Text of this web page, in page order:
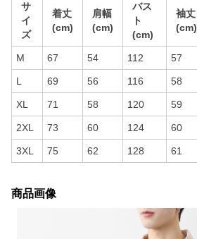
サ
イ
ズ
着丈
(cm)
肩幅
(cm)
バス
ト
(cm)
袖丈
(cm)
M 67 54 112 57
L 69 56 116 58
XL 71 58 120 59
2XL 73 60 124 60
3XL 75 62 128 61
商品画像